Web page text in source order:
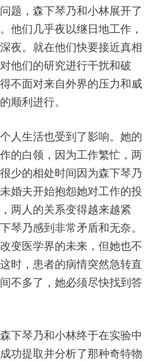
题，森下琴乃和小林展开了
他们几乎夜以继日地工作，
夜。就在他们快要接近真相
他们的研究进行干扰和破
不面对来自外界的压力和威
顺利进行。
人生活也受到了影响。她的
的白领，因为工作繁忙，两
少的相处时间因为森下琴乃
婚夫开始抱怨她对工作的投
两人的关系变得越来越紧
琴乃感到非常矛盾和无奈。
变医学界的未来，但她也不
时，患者的病情突然急转直
不多了，她必须尽快找到答
下琴乃和小林终于在实验中
功提取并分析了那种奇特物